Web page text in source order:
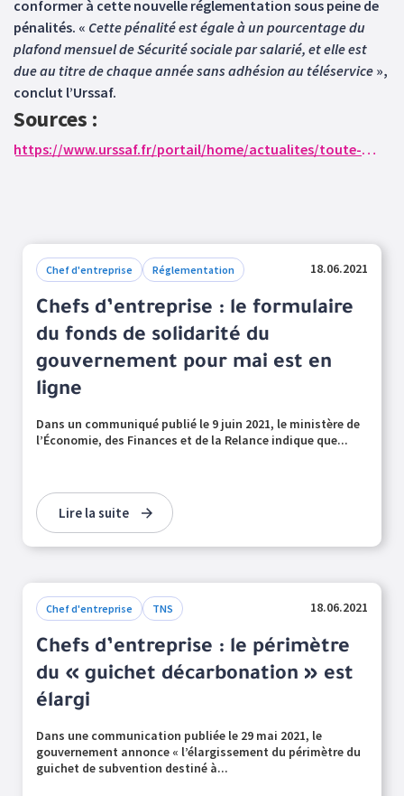
conformer à cette nouvelle réglementation sous peine de
pénalités. « Cette pénalité est égale à un pourcentage du
plafond mensuel de Sécurité sociale par salarié, et elle est
due au titre de chaque année sans adhésion au téléservice »,
conclut l’Urssaf.
Sources :
https://www.urssaf.fr/portail/home/actualites/toute-lactualite-employeur/cotisations-atmp--obligation-leg.html
Chef d'entreprise Réglementation 18.06.2021
Chefs d’entreprise : le formulaire
du fonds de solidarité du
gouvernement pour mai est en
ligne
Dans un communiqué publié le 9 juin 2021, le ministère de
l’Économie, des Finances et de la Relance indique que...
Lire la suite
Chef d'entreprise TNS 18.06.2021
Chefs d’entreprise : le périmètre
du « guichet décarbonation » est
élargi
Dans une communication publiée le 29 mai 2021, le
gouvernement annonce « l’élargissement du périmètre du
guichet de subvention destiné à...